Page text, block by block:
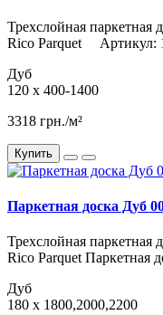
Трехслойная паркетная
Rico Parquet Артикул:
Дуб
120 x 400-1400
3318 грн./м²
Купить
Паркетная доска Дуб
Трехслойная паркетная
Rico Parquet Паркетная
Дуб
180 x 1800,2000,2200